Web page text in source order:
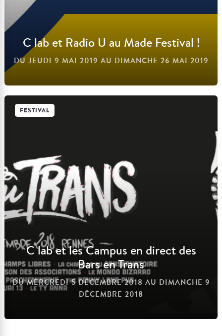
C lab et Radio U au Made Festival !
DU JEUDI 9 MAI 2019 AU DIMANCHE 26 MAI 2019
C lab et les Campus en direct des
Bars en Trans
DU MERCREDI 5 DÉCEMBRE 2018 AU DIMANCHE 9
DÉCEMBRE 2018
FESTIVAL